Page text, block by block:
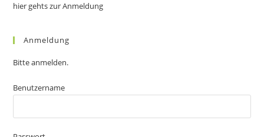
hier gehts zur Anmeldung
Anmeldung
Bitte anmelden.
Benutzername